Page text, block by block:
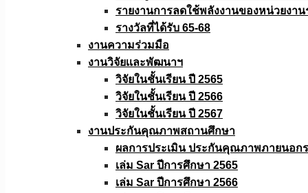
รายงานการลดใช้พลังงานของหน่วยงา
รางวัลที่ได้รับ 65-68
งานความร่วมมือ
งานวิจัยเเละพัฒนาฯ
วิจัยในชั้นเรียน ปี 2565
วิจัยในชั้นเรียน ปี 2566
วิจัยในชั้นเรียน ปี 2567
งานประกันคุณภาพสถานศึกษา
ผลการประเมิน ประกันคุณภาพภายนอก
เล่ม Sar ปีการศึกษา 2565
เล่ม Sar ปีการศึกษา 2566